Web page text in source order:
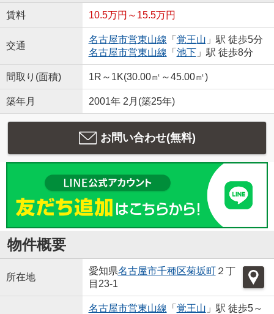
賃料 10.5万円～15.5万円
交通
名古屋市営東山線 「 覚王山 」駅 徒歩5分
名古屋市営東山線 「 池下」駅 徒歩8分
間取り(面積) 1R～1K(30.00㎡～45.00㎡)
築年月 2001年 2月(築25年)
お問い合わせ(無料)
物件概要
所在地
愛知県名古屋市千種区菊坂町２丁
目23-1
名古屋市営東山線 「 覚王山 」駅 徒歩5～